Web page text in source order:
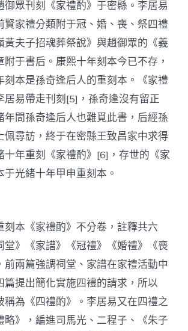
御眾刊刻《家禮酌》于密縣。李居易
賢家禮分類附于冠、婚、喪、祭四禮
黃夫子招魂葬祭說》與趙御眾的《義
附于書后。康熙十年刻本今已不存，
刻本是孫奇逢后人的重刻本。《家禮
居易帶走刊刻[5]，孫奇逢沒有留正
年間孫奇逢后人也難覓此書，后經孫
佩尋訪，終于在密縣王致昌家中求得
十年重刻《家禮酌》[6]，存世的《家
光緒十年甲申重刻本。
刻本《家禮酌》不分卷，註釋共六
堂》《家譜》《冠禮》《婚禮》《喪
前兩篇強調祠堂、家譜在家禮活動中
篇提出簡化實施四禮的請求，所以
稱為《四禮酌》。李居易又在四禮之
略》，編進司馬光、二程子、《朱子